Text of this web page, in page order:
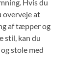
Hvis du
overveje at
af tæpper og
stil, kan du
stole med